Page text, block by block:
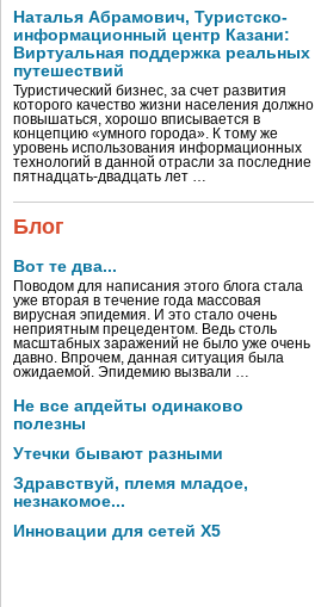
Наталья Абрамович, Туристско-
информационный центр Казани:
Виртуальная поддержка реальных
путешествий
Туристический бизнес, за счет развития
которого качество жизни населения должно
повышаться, хорошо вписывается в
концепцию «умного города». К тому же
уровень использования информационных
технологий в данной отрасли за последние
пятнадцать-двадцать лет …
Блог
Вот те два...
Поводом для написания этого блога стала
уже вторая в течение года массовая
вирусная эпидемия. И это стало очень
неприятным прецедентом. Ведь столь
масштабных заражений не было уже очень
давно. Впрочем, данная ситуация была
ожидаемой. Эпидемию вызвали …
Не все апдейты одинаково
полезны
Утечки бывают разными
Здравствуй, племя младое,
незнакомое...
Инновации для сетей X5